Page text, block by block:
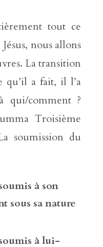
tout ce
nous allons
La transition
qu’il a fait, il l’a
qui/comment ?
Troisième
soumission du
à son
sous sa nature
à lui-